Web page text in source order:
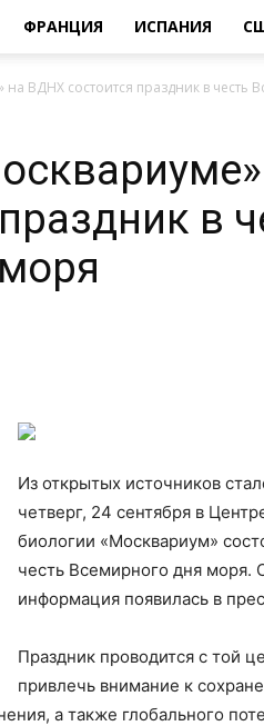
ФРАНЦИЯ ИСПАНИЯ
ВДНХ состоится праздник в честь
в
Из открытых источников
четверг, 24 сентября в
биологии «Москвариум»
честь Всемирного дня моря.
информация появилась в
Праздник проводится с той
привлечь внимание к
а также глобального